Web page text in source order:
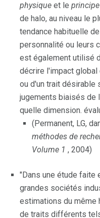
physique et le
de halo, au niveau le
tendance habituelle
personnalité ou leurs
est également utilisé
décrire l'impact global
ou d'un trait désirable
jugements biaisés de
quelle dimension.
(Permanent, LG,
méthodes de
Volume 1 , 2004)
"Dans une étude faite
grandes sociétés
estimations du même
de traits différents